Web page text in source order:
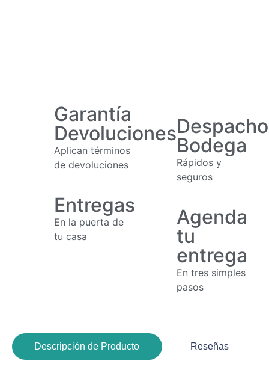
Garantía
Devoluciones
Aplican términos
de devoluciones
Bodega
Rápidos y
seguros
Entregas
En la puerta de
tu casa
Agenda
tu
entrega
En tres simples
pasos
Descripción de Producto Reseñas